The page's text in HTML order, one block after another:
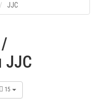
JJC
JJC
15